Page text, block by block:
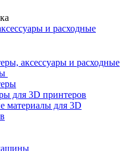
и расходные
аксессуары и расходные
для 3D принтеров
материалы для 3D